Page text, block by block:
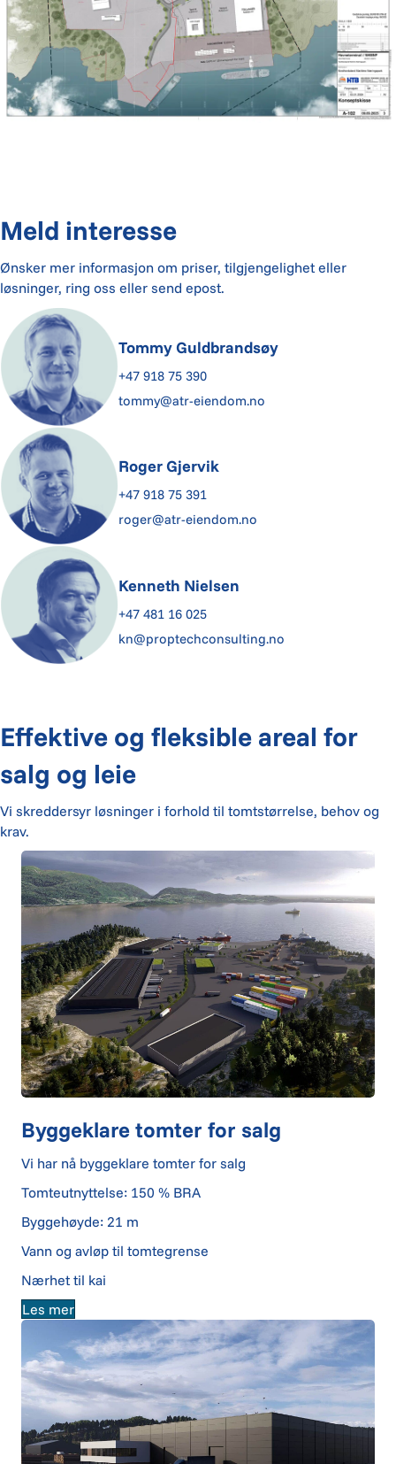
Meld interesse
Ønsker mer informasjon om priser, tilgjengelighet eller
løsninger, ring oss eller send epost.
Tommy Guldbrandsøy
+47 918 75 390
tommy@atr-eiendom.no
Roger Gjervik
+47 918 75 391
roger@atr-eiendom.no
Kenneth Nielsen
+47 481 16 025
kn@proptechconsulting.no
Effektive og fleksible areal for
salg og leie
Vi skreddersyr løsninger i forhold til tomtstørrelse, behov og
krav.
Byggeklare tomter for salg
Vi har nå byggeklare tomter for salg
Tomteutnyttelse: 150 % BRA
Byggehøyde: 21 m
Vann og avløp til tomtegrense
Nærhet til kai
Les mer